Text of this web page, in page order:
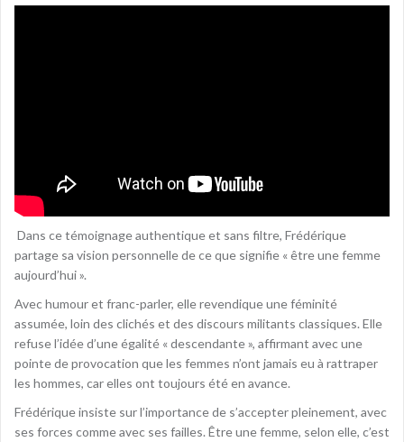
️ Dans ce témoignage authentique et sans filtre, Frédérique
partage sa vision personnelle de ce que signifie « être une femme
aujourd’hui ».
Avec humour et franc-parler, elle revendique une féminité
assumée, loin des clichés et des discours militants classiques. Elle
refuse l’idée d’une égalité « descendante », affirmant avec une
pointe de provocation que les femmes n’ont jamais eu à rattraper
les hommes, car elles ont toujours été en avance.
Frédérique insiste sur l’importance de s’accepter pleinement, avec
ses forces comme avec ses failles. Être une femme, selon elle, c’est